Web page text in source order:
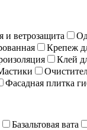
и ветрозащита
Крепеж
Клей
Фасадная плитка
Базальтовая вата